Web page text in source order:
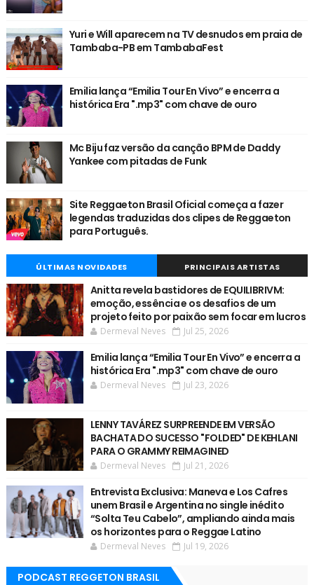
Yuri e Will aparecem na TV desnudos em praia de
Tambaba-PB em TambabaFest
Emilia lança “Emilia Tour En Vivo” e encerra a
histórica Era ".mp3" com chave de ouro
Mc Biju faz versão da canção BPM de Daddy
Yankee com pitadas de Funk
Site Reggaeton Brasil Oficial começa a fazer
legendas traduzidas dos clipes de Reggaeton
para Português.
ÚLTIMAS NOVIDADES PRINCIPAIS ARTISTAS
Anitta revela bastidores de EQUILIBRIVM:
emoção, essência e os desafios de um
projeto feito por paixão sem focar em lucros
Dermeval Neves Jul 25, 2026
Emilia lança “Emilia Tour En Vivo” e encerra a
histórica Era ".mp3" com chave de ouro
Dermeval Neves Jul 23, 2026
LENNY TAVÁREZ SURPREENDE EM VERSÃO
BACHATA DO SUCESSO "FOLDED" DE KEHLANI
PARA O GRAMMY REIMAGINED
Dermeval Neves Jul 21, 2026
Entrevista Exclusiva: Maneva e Los Cafres
unem Brasil e Argentina no single inédito
“Solta Teu Cabelo”, ampliando ainda mais
os horizontes para o Reggae Latino
Dermeval Neves Jul 19, 2026
PODCAST REGGETON BRASIL